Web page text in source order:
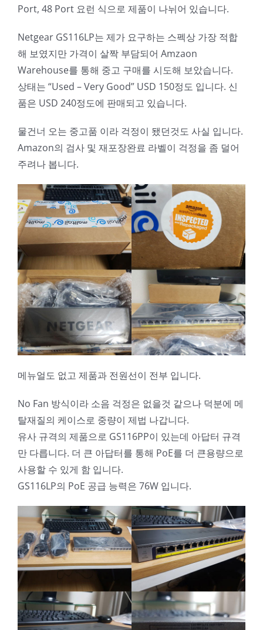
Port, 48 Port 요런 식으로 제품이 나뉘어 있습니다.
Netgear GS116LP는 제가 요구하는 스펙상 가장 적합
해 보였지만 가격이 살짝 부담되어 Amzaon
Warehouse를 통해 중고 구매를 시도해 보았습니다.
상태는 “Used – Very Good” USD 150정도 입니다. 신
품은 USD 240정도에 판매되고 있습니다.
물건너 오는 중고품 이라 걱정이 됐던것도 사실 입니다.
Amazon의 검사 및 재포장완료 라벨이 걱정을 좀 덜어
주려나 봅니다.
메뉴얼도 없고 제품과 전원선이 전부 입니다.
No Fan 방식이라 소음 걱정은 없을것 같으나 덕분에 메
탈재질의 케이스로 중량이 제법 나갑니다.
유사 규격의 제품으로 GS116PP이 있는데 아답터 규격
만 다릅니다. 더 큰 아답터를 통해 PoE를 더 큰용량으로
사용할 수 있게 함 입니다.
GS116LP의 PoE 공급 능력은 76W 입니다.